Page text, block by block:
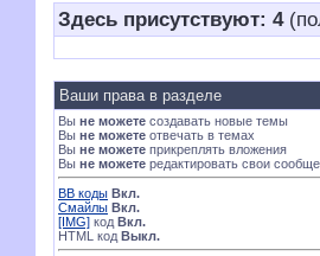
Здесь присутствуют: 4
Ваши права в разделе
Вы не можете создавать новые темы
Вы не можете отвечать в темах
Вы не можете прикреплять вложения
Вы не можете редактировать свои
BB коды Вкл.
Смайлы Вкл.
[IMG] код Вкл.
HTML код Выкл.